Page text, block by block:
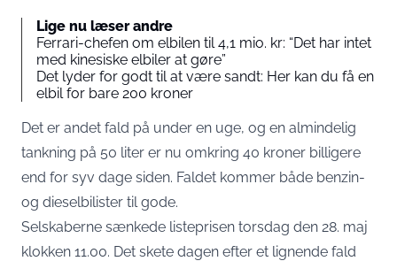
Lige nu læser andre
Ferrari-chefen om elbilen til 4,1 mio. kr: “Det har intet
med kinesiske elbiler at gøre”
Det lyder for godt til at være sandt: Her kan du få en
elbil for bare 200 kroner
Det er andet fald på under en uge, og en almindelig
tankning på 50 liter er nu omkring 40 kroner billigere
end for syv dage siden. Faldet kommer både benzin-
og dieselbilister til gode.
Selskaberne sænkede listeprisen torsdag den 28. maj
klokken 11.00. Det skete dagen efter et lignende fald